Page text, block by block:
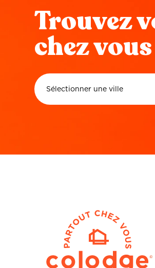
Trouvez
chez vous
Sélectionner une ville